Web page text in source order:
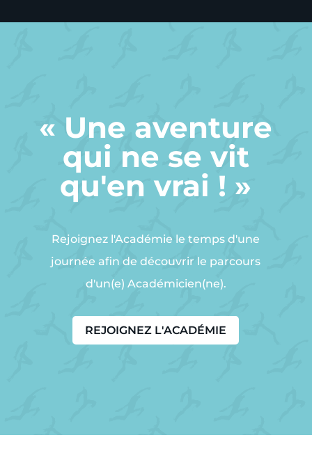
« Une aventure
qui ne se vit
qu'en vrai ! »
Rejoignez l'Académie le temps d'une
journée afin de découvrir le parcours
d'un(e) Académicien(ne).
REJOIGNEZ L'ACADÉMIE